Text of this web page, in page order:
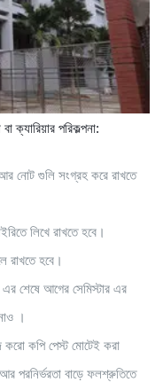
ক্যারিয়ার পরিকল্পনা:
নোট গুলি সংগ্রহ করে রাখতে
লিখে রাখতে হবে।
রাখতে হবে।
শেষে আগের সেমিস্টার এর
।
করো কপি পেস্ট মোটেই করা
পরনির্ভরতা বাড়ে ফলশ্রুতিতে